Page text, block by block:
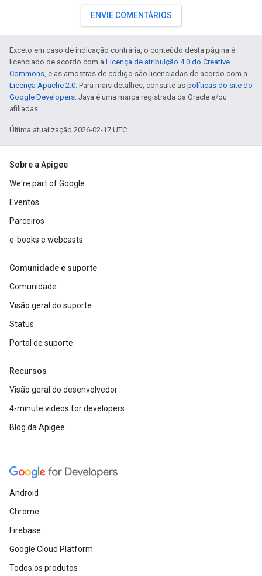
ENVIE COMENTÁRIOS
Exceto em caso de indicação contrária, o conteúdo desta página é
licenciado de acordo com a Licença de atribuição 4.0 do Creative
Commons, e as amostras de código são licenciadas de acordo com a
Licença Apache 2.0. Para mais detalhes, consulte as políticas do site do
Google Developers. Java é uma marca registrada da Oracle e/ou
afiliadas.
Última atualização 2026-02-17 UTC.
Sobre a Apigee
We're part of Google
Eventos
Parceiros
e-books e webcasts
Comunidade e suporte
Comunidade
Visão geral do suporte
Status
Portal de suporte
Recursos
Visão geral do desenvolvedor
4-minute videos for developers
Blog da Apigee
Android
Chrome
Firebase
Google Cloud Platform
Todos os produtos